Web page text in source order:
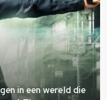
in een wereld die